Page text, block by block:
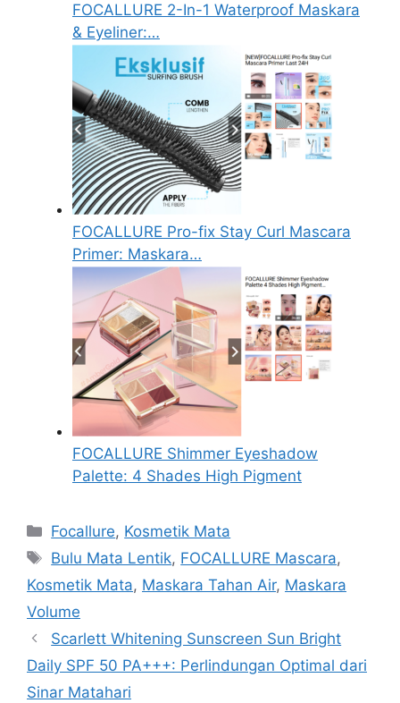
FOCALLURE 2-In-1 Waterproof Maskara
& Eyeliner:…
FOCALLURE Pro-fix Stay Curl Mascara
Primer: Maskara…
FOCALLURE Shimmer Eyeshadow
Palette: 4 Shades High Pigment
Kategori
Focallure, Kosmetik Mata
Tag
Bulu Mata Lentik, FOCALLURE Mascara,
Kosmetik Mata, Maskara Tahan Air, Maskara
Volume
Scarlett Whitening Sunscreen Sun Bright
Daily SPF 50 PA+++: Perlindungan Optimal dari
Sinar Matahari